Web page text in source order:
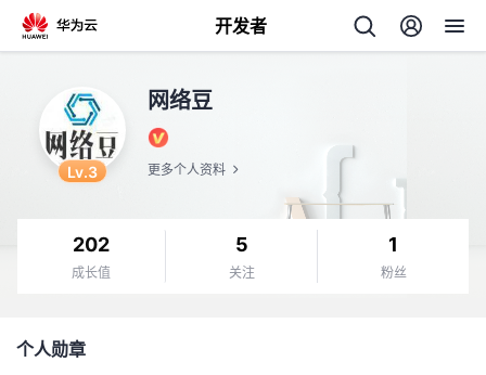
开发者
Lv.3
网络豆
更多个人资料
202
成长值
5
关注
1
粉丝
个人勋章